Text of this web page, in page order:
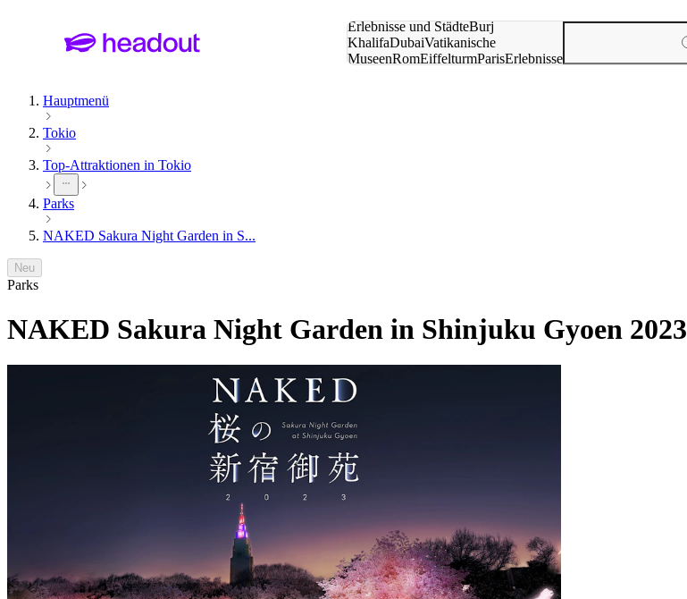
Erlebnisse und StädteBurj
KhalifaDubaiVatikanische
MuseenRomEiffelturmParisErlebnisse
Hauptmenü
Tokio
Top-Attraktionen in Tokio
Parks
NAKED Sakura Night Garden in S...
Neu
Parks
NAKED Sakura Night Garden in Shinjuku Gyoen 2023